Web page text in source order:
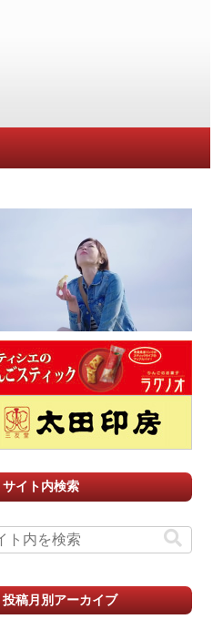
サイト内検索
投稿月別アーカイブ